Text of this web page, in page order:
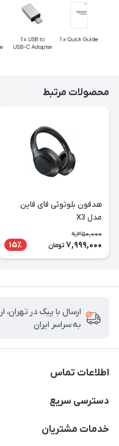
محصولات مرتبط
هدفون بلوتوثی فای فاین
مدل X3
9,350,000
7,999,000 تومان 15٪
ارسال با پیک در
به سراسر ایران
اطلاعات تماس
۰۲۱91095320 - 09120057355 - 09915561288
دسترسی سریع
حساب کاربری
خدمات مشتریان